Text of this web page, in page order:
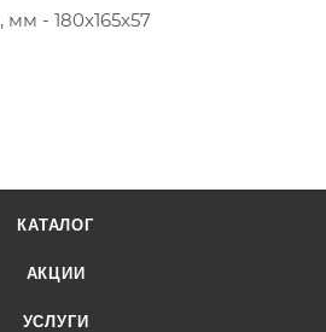
мм - 180x165x57
КАТАЛОГ
АКЦИИ
УСЛУГИ